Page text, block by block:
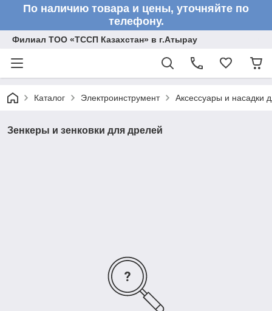
По наличию товара и цены, уточняйте по
телефону.
Филиал ТОО «ТССП Казахстан» в г.Атырау
Каталог Электроинструмент Аксессуары и насадки
Зенкеры и зенковки для дрелей